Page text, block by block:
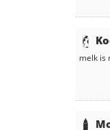
melk is